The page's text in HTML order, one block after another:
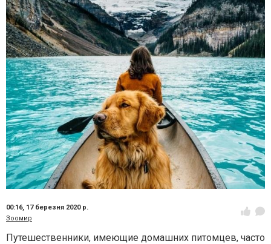
00:16, 17 березня 2020 р.
Зоомир
Путешественники, имеющие домашних питомцев, часто